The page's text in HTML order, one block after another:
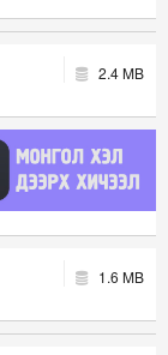
2.4 MB
1.6 MB